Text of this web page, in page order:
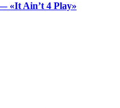
«It Ain’t 4 Play»